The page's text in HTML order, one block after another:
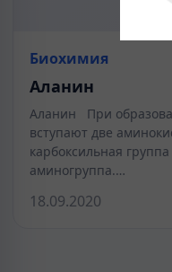
Биохимия
Аланин
Аланин При
вступают две
карбоксильная
аминогруппа.…
18.09.2020